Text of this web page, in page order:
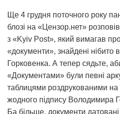
Ще 4 грудня поточного року
блозі на «Цензор.нет»
з «Kyiv Post», який вимагав
«документи», знайдені нібито
Горковенка. А тепер сядьте,
«Документами» були певні
таблицями роздрукованими на
жодного підпису
Ба більше, документи